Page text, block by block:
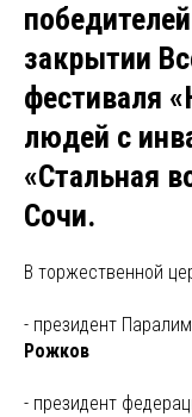
закрытии
фестиваля
людей с
«Стальная
Сочи.
В торжественной
- президент
Рожков
- президент